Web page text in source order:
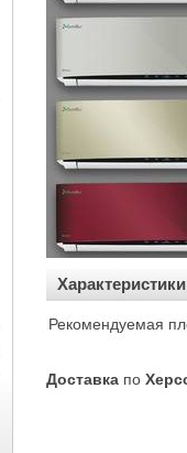
Характеристики
Рекомендуемая
Доставка по